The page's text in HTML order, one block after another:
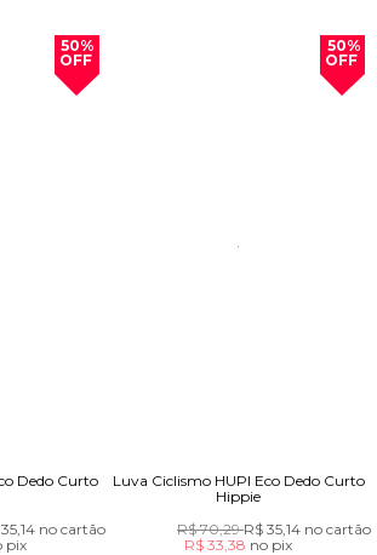
50%
OFF
Dedo Curto
no cartão
pix
50%
OFF
Luva Ciclismo HUPI Eco Dedo Curto
Hippie
R$ 70,29R$ 35,14 no cartão
R$ 33,38 no pix